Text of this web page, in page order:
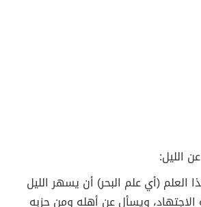
الليل:
العلم (أي علم البحر) أن يسهر الليل
ويسأل عن أهله ومن حزبه